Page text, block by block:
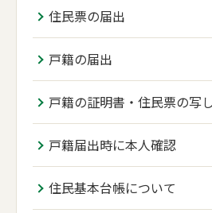
住民票の届出
戸籍の届出
戸籍の証明書・住民票の写
戸籍届出時に本人確認
住民基本台帳について